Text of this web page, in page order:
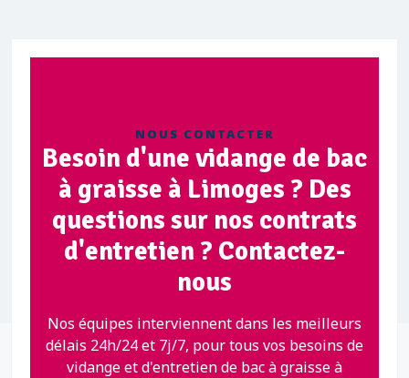
NOUS CONTACTER
Besoin d'une vidange de bac
à graisse à Limoges ? Des
questions sur nos contrats
d'entretien ? Contactez-
nous
Nos équipes interviennent dans les meilleurs
délais 24h/24 et 7j/7, pour tous vos besoins de
vidange et d'entretien de bac à graisse à